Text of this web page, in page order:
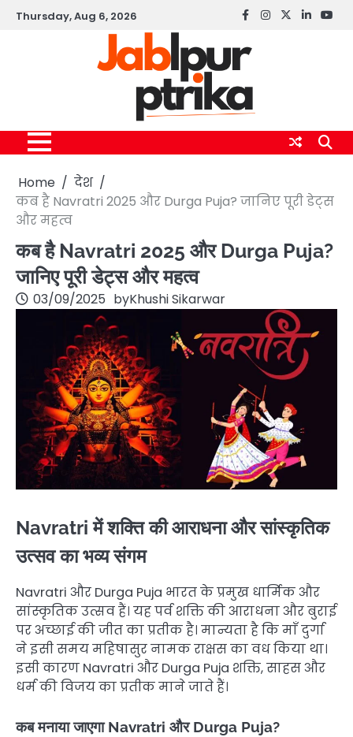
SkipThursday, Aug 6, 2026 Facebook
instagram
twitterlinkedin
Home
देश
कब है Navratri 2025 और Durga Puja? जानिए पूरी डेट्स
और महत्व
कब है Navratri 2025 और Durga Puja?
जानिए पूरी डेट्स और महत्व
03/09/2025 byKhushi Sikarwar
Navratri में शक्ति की आराधना और सांस्कृतिक
उत्सव का भव्य संगम
Navratri और Durga Puja भारत के प्रमुख धार्मिक और
सांस्कृतिक उत्सव हैं। यह पर्व शक्ति की आराधना और बुराई
पर अच्छाई की जीत का प्रतीक है। मान्यता है कि माँ दुर्गा
ने इसी समय महिषासुर नामक राक्षस का वध किया था।
इसी कारण Navratri और Durga Puja शक्ति, साहस और
धर्म की विजय का प्रतीक माने जाते हैं।
कब मनाया जाएगा Navratri और Durga Puja?